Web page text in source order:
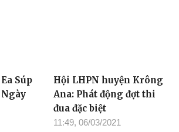
Súp
Hội LHPN huyện Krông
Ana: Phát động đợt thi
đua đặc biệt
11:49, 06/03/2021